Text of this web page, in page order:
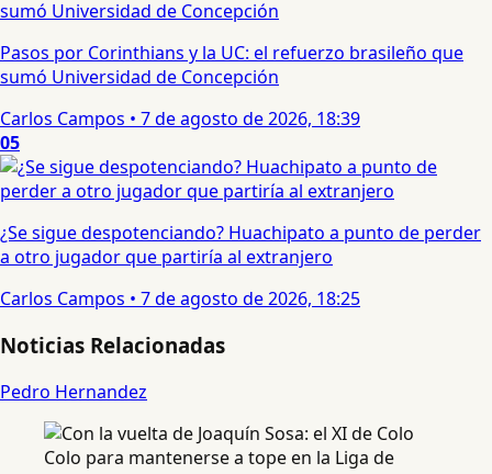
Pasos por Corinthians y la UC: el refuerzo brasileño que
sumó Universidad de Concepción
Carlos Campos • 7 de agosto de 2026, 18:39
05
¿Se sigue despotenciando? Huachipato a punto de perder
a otro jugador que partiría al extranjero
Carlos Campos • 7 de agosto de 2026, 18:25
Noticias Relacionadas
Pedro Hernandez